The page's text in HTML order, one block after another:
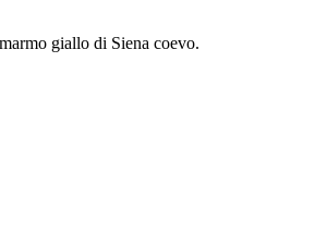
giallo di Siena coevo.